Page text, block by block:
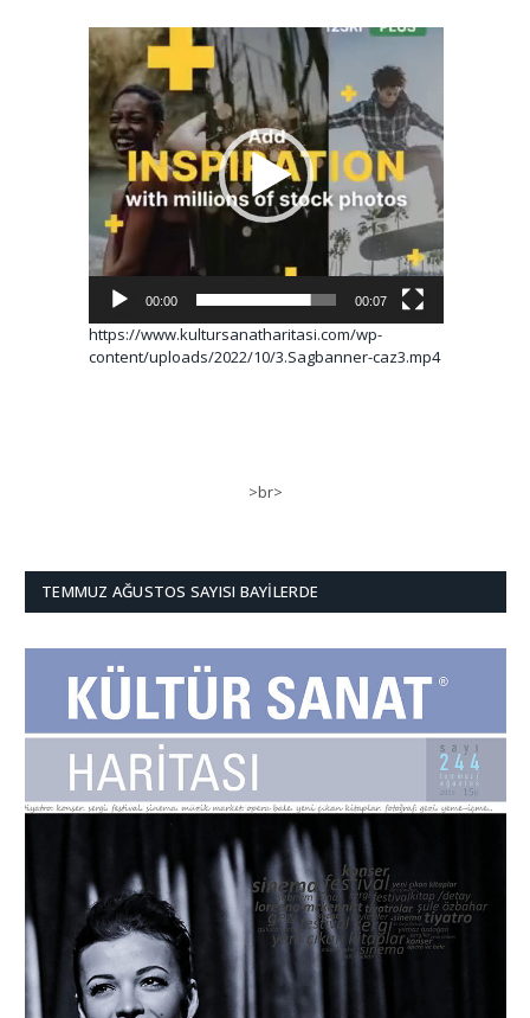
Video
oynatıcı
00:00 00:07
https://www.kultursanatharitasi.com/wp-
content/uploads/2022/10/3.Sagbanner-caz3.mp4
>br>
TEMMUZ AĞUSTOS SAYISI BAYILERDE